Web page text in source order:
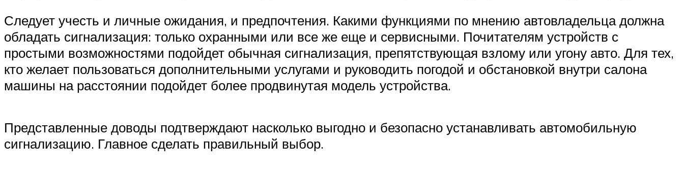
Следует учесть и личные ожидания, и предпочтения. Какими функциями по мнению автовладельца должна
обладать сигнализация: только охранными или все же еще и сервисными. Почитателям устройств с
простыми возможностями подойдет обычная сигнализация, препятствующая взлому или угону авто. Для тех,
кто желает пользоваться дополнительными услугами и руководить погодой и обстановкой внутри салона
машины на расстоянии подойдет более продвинутая модель устройства.
Представленные доводы подтверждают насколько выгодно и безопасно устанавливать автомобильную
сигнализацию. Главное сделать правильный выбор.